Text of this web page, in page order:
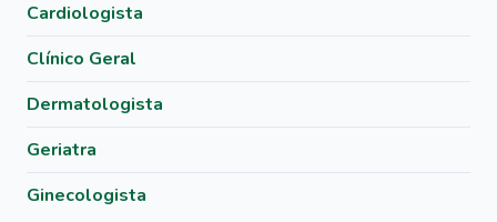
Cardiologista
Clínico Geral
Dermatologista
Geriatra
Ginecologista